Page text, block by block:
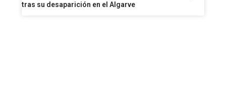
tras su desaparición en el Algarve